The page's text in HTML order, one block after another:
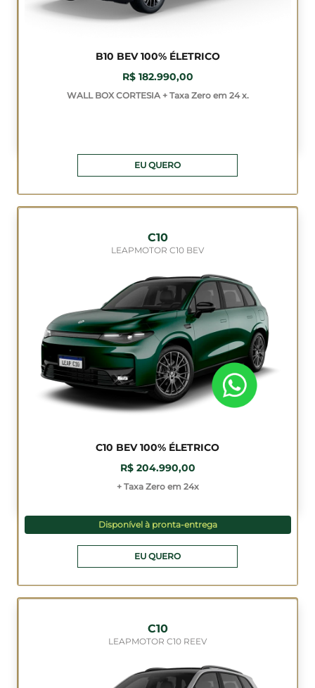
B10 BEV 100% ÉLETRICO
R$ 182.990,00
WALL BOX CORTESIA + Taxa Zero em 24 x.
EU QUERO
C10
LEAPMOTOR C10 BEV
C10 BEV 100% ÉLETRICO
R$ 204.990,00
+ Taxa Zero em 24x
Disponível à pronta-entrega
EU QUERO
C10
LEAPMOTOR C10 REEV